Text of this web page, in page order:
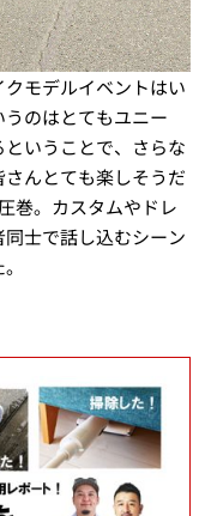
モデルイベントはい
のはとてもユニー
いうことで、さらな
んとても楽しそうだ
巻。カスタムやドレ
士で話し込むシーン